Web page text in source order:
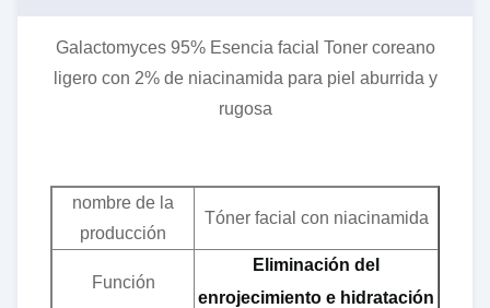
Galactomyces 95% Esencia facial Toner coreano
ligero con 2% de niacinamida para piel aburrida y
rugosa
nombre de la
producción
Tóner facial con niacinamida
Función
Eliminación del
enrojecimiento e hidratación